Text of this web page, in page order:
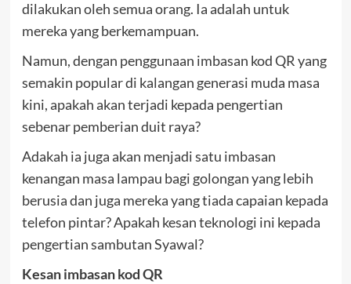
dilakukan oleh semua orang. Ia adalah untuk
mereka yang berkemampuan.
Namun, dengan penggunaan imbasan kod QR yang
semakin popular di kalangan generasi muda masa
kini, apakah akan terjadi kepada pengertian
sebenar pemberian duit raya?
Adakah ia juga akan menjadi satu imbasan
kenangan masa lampau bagi golongan yang lebih
berusia dan juga mereka yang tiada capaian kepada
telefon pintar? Apakah kesan teknologi ini kepada
pengertian sambutan Syawal?
Kesan imbasan kod QR